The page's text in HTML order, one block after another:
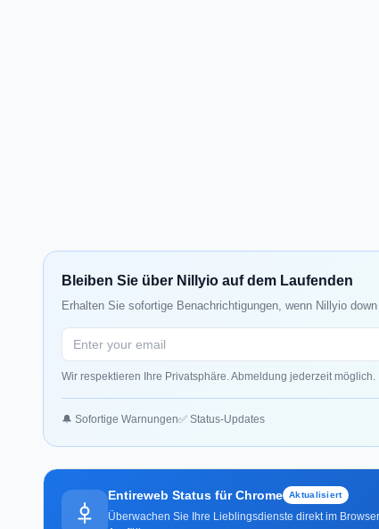
Bleiben Sie über Nillyio auf dem Laufenden
Erhalten Sie sofortige Benachrichtigungen, wenn Nillyio
Wir respektieren Ihre Privatsphäre. Abmeldung jederzeit möglich.
🔔 Sofortige Warnungen✅ Status-Updates
Entireweb Status für Chrome Aktualisiert
Überwachen Sie Ihre Lieblingsdienste direkt im